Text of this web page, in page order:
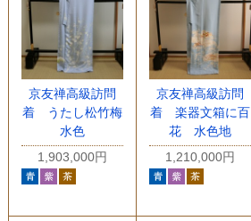
京友禅高級訪問
着 うたし松竹梅
水色
1,903,000円
京友禅高級訪問
着 楽器文箱に百
花 水色地
1,210,000円